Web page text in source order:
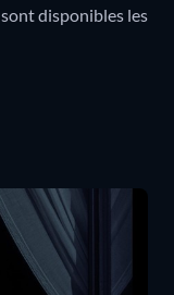
disponibles les